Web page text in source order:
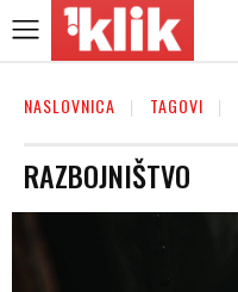
NASLOVNICA TAGOVI
RAZBOJNIŠTVO